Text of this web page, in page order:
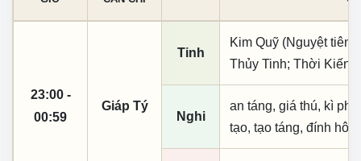
23:00 -
00:59
Giáp Tý
Tinh
Kim Quỹ (Nguyệt
Thủy Tinh; Thời Kiến;
Nghi
an táng, giá thú, kì
tạo, tạo táng, đính hôn